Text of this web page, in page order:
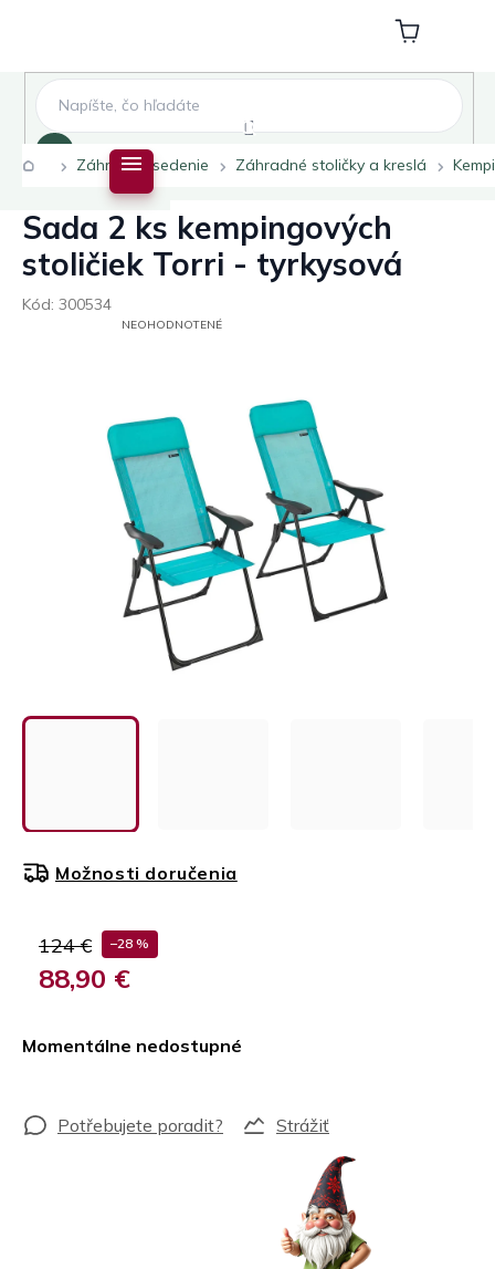
Nákupný
košík
DomovZáhradné sedenie Záhradné stoličky a kreslá
Sada 2 ks kempingových
stoličiek Torri - tyrkysová
Kód: 300534
PRIEMERNÉ
HVIEZDIČIEK.
NEOHODNOTENÉ
124 € –28 %
88,90 €
Momentálne nedostupné
Možnosti doručenia
Strážiť